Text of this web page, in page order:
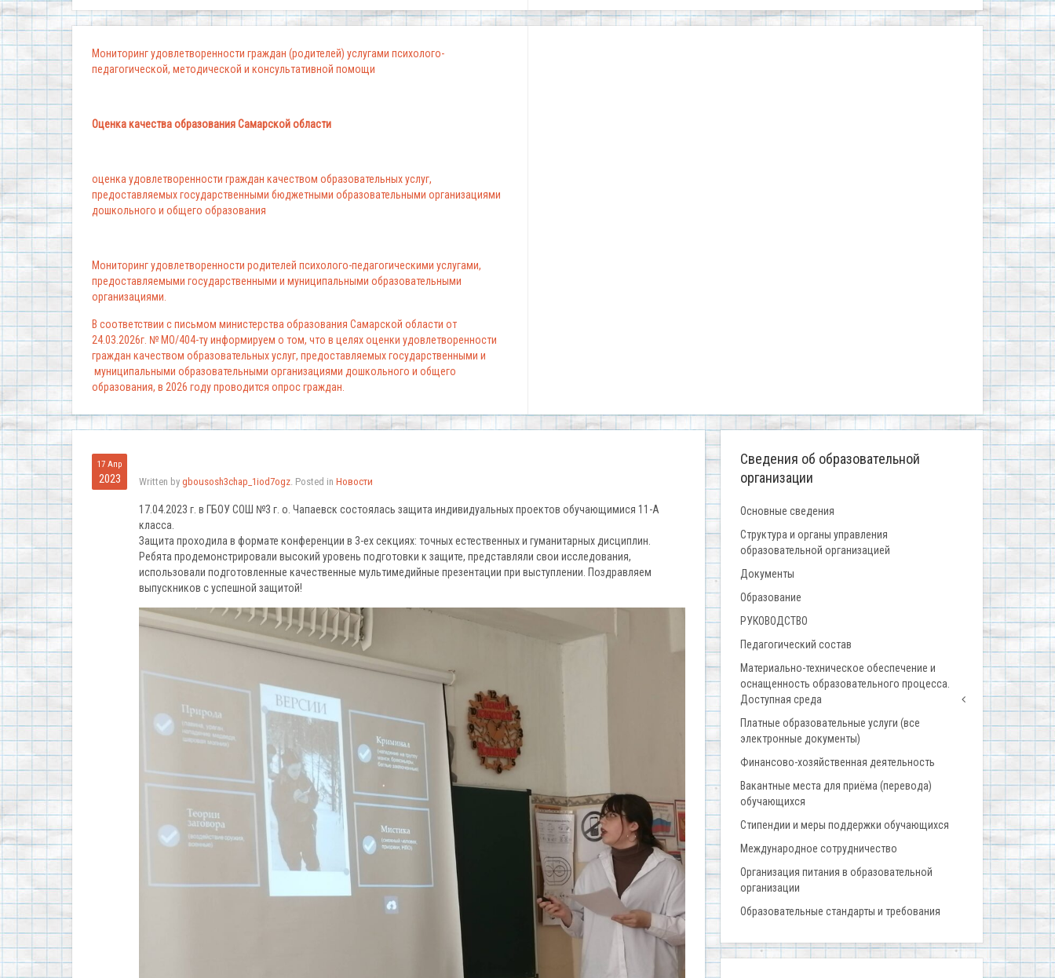
Мониторинг удовлетворенности граждан (родителей) услугами психолого-
педагогической, методической и консультативной помощи
Оценка качества образования Самарской области
оценка удовлетворенности граждан качеством образовательных услуг,
предоставляемых государственными бюджетными образовательными организациями
дошкольного и общего образования
Мониторинг удовлетворенности родителей психолого-педагогическими услугами,
предоставляемыми государственными и муниципальными образовательными
организациями.
В соответствии с письмом министерства образования Самарской области от
24.03.2026г. № МО/404-ту информируем о том, что в целях оценки удовлетворенности
граждан качеством образовательных услуг, предоставляемых государственными и
муниципальными образовательными организациями дошкольного и общего
образования, в 2026 году проводится опрос граждан.
17 Апр
2023 Written by gbousosh3chap_1iod7ogz. Posted in Новости
17.04.2023 г. в ГБОУ СОШ №3 г. о. Чапаевск состоялась защита индивидуальных проектов обучающимися 11-А
класса.
Защита проходила в формате конференции в 3-ех секциях: точных естественных и гуманитарных дисциплин.
Ребята продемонстрировали высокий уровень подготовки к защите, представляли свои исследования,
использовали подготовленные качественные мультимедийные презентации при выступлении. Поздравляем
выпускников с успешной защитой!
Сведения об образовательной
организации
Основные сведения
Структура и органы управления
образовательной организацией
Документы
Образование
РУКОВОДСТВО
Педагогический состав
Материально-техническое обеспечение и
оснащенность образовательного процесса.
Доступная среда
Платные образовательные услуги (все
электронные документы)
Финансово-хозяйственная деятельность
Вакантные места для приёма (перевода)
обучающихся
Стипендии и меры поддержки обучающихся
Международное сотрудничество
Организация питания в образовательной
организации
Образовательные стандарты и требования